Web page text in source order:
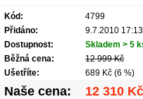
Kód:
4799
Přidáno:
9.7.2010
Dostupnost:
Skladem > 5
Běžná cena:
12 999 Kč
Ušetříte:
689 Kč (6 %)
Naše cena: 12 310 Kč